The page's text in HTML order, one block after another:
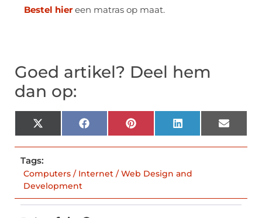
Bestel hiereen matras op maat.
Goed artikel? Deel hem
dan op:
X
(Twitter)
FacebookPinterestLinkedInEmail
Tags:
Computers / Internet / Web Design and
Development